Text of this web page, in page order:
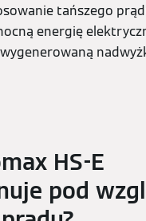
tańszego
energię
HS-E
pod